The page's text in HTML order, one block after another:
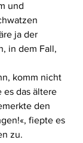
und
ja der
in dem Fall,
komm nicht
es das ältere
den
fiepte es
zu.